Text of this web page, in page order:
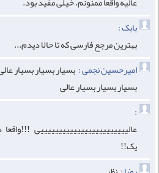
بابک :
بهترین مرجع فارسی که تا حالا دیدم...
امیرحسین نجمی : بسیار بسیار بسیار
بسیار بسیار بسیار عالی
:
عالییییییییییییییییییییییییی
یک!!